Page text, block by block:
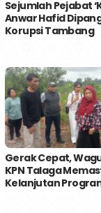
Sejumlah Pejabat
Anwar Hafid
Korupsi Tambang
Gerak Cepat,
KPN Talaga
Kelanjutan